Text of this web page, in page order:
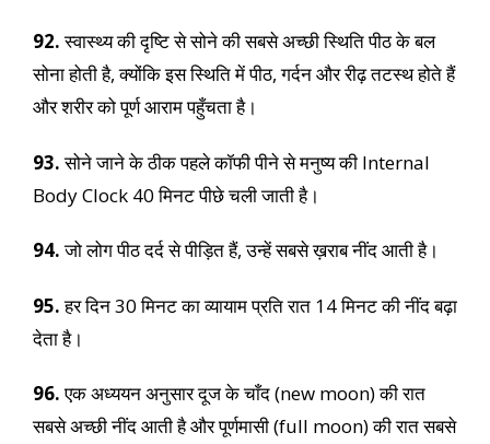
92.स्वास्थ्य की दृष्टि से सोने की सबसे अच्छी स्थिति पीठ के बल
सोना होती है, क्योंकि इस स्थिति में पीठ, गर्दन और रीढ़ तटस्थ होते हैं
और शरीर को पूर्ण आराम पहुँचता है।
93.सोने जाने के ठीक पहले कॉफी पीने से मनुष्य की Internal
Body Clock 40 मिनट पीछे चली जाती है।
94.जो लोग पीठ दर्द से पीड़ित हैं, उन्हें सबसे ख़राब नींद आती है।
95.हर दिन 30 मिनट का व्यायाम प्रति रात 14 मिनट की नींद बढ़ा
देता है।
96.एक अध्ययन अनुसार दूज के चाँद (new moon) की रात
सबसे अच्छी नींद आती है और पूर्णमासी (full moon) की रात सबसे